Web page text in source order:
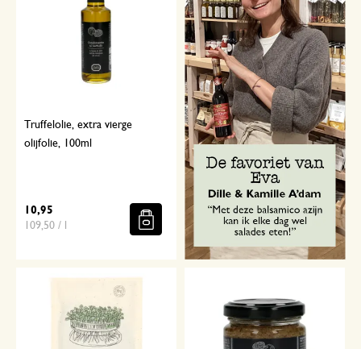
Truffelolie, extra vierge
olijfolie, 100ml
10,95
109,50 / l